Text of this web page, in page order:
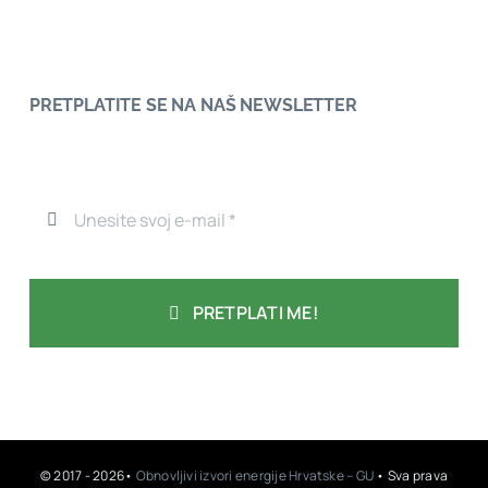
PRETPLATITE SE NA NAŠ NEWSLETTER
PRETPLATI ME!
© 2017 - 2026• Obnovljivi izvori energije Hrvatske – GU • Sva prava